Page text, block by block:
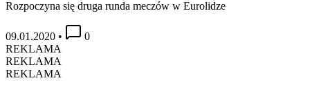
Rozpoczyna się druga runda meczów w Eurolidze
09.01.2020 •
0
REKLAMA
REKLAMA
REKLAMA